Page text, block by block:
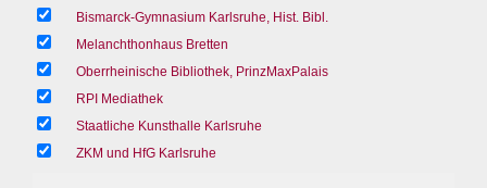
Bismarck-Gymnasium Karlsruhe, Hist. Bibl.
Melanchthonhaus Bretten
Oberrheinische Bibliothek, PrinzMaxPalais
RPI Mediathek
Staatliche Kunsthalle Karlsruhe
ZKM und HfG Karlsruhe